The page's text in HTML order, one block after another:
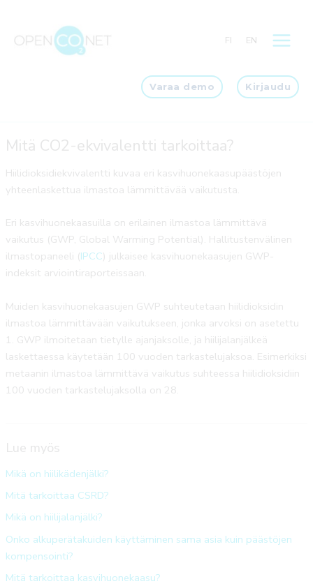
sisältöön
FI EN
Varaa demo Kirjaudu
Mitä CO2-ekvivalentti tarkoittaa?
Hiilidioksidiekvivalentti kuvaa eri kasvihuonekaasupäästöjen
yhteenlaskettua ilmastoa lämmittävää vaikutusta.
Eri kasvihuonekaasuilla on erilainen ilmastoa lämmittävä
vaikutus (GWP, Global Warming Potential). Hallitustenvälinen
ilmastopaneeli (IPCC) julkaisee kasvihuonekaasujen GWP-
indeksit arviointiraporteissaan.
Muiden kasvihuonekaasujen GWP suhteutetaan hiilidioksidin
ilmastoa lämmittävään vaikutukseen, jonka arvoksi on asetettu
1. GWP ilmoitetaan tietylle ajanjaksolle, ja hiilijalanjälkeä
laskettaessa käytetään 100 vuoden tarkastelujaksoa. Esimerkiksi
metaanin ilmastoa lämmittävä vaikutus suhteessa hiilidioksidiin
100 vuoden tarkastelujaksolla on 28.
Lue myös
Mikä on hiilikädenjälki?
Mitä tarkoittaa CSRD?
Mikä on hiilijalanjälki?
Onko alkuperätakuiden käyttäminen sama asia kuin päästöjen
kompensointi?
Mitä tarkoittaa kasvihuonekaasu?